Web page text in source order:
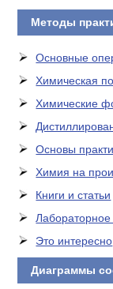
Методы
Основные
Химическая
Химические
Основы
Химия на
Книги и статьи
Это интересно
Диаграммы